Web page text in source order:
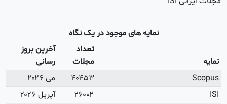
رسانی
می ۲۰۲۶
آپریل ۲۰۲۶